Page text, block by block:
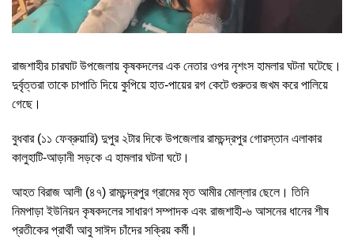
রাজশাহীর চারঘাট উপজেলায় কৃষকদলের এক নেতার ওপর নৃশংস হামলার ঘটনা ঘটেছে।
দুর্বৃত্তরা তাকে চাপাতি দিয়ে কুপিয়ে হাত-পায়ের রগ কেটে গুরুতর জখম করে পালিয়ে
গেছে।
বুধবার (১১ ফেব্রুয়ারি) দুপুর ২টার দিকে উপজেলার রামচন্দ্রপুর গোরস্তান এলাকার
কালুহাটি-আড়ানী সড়কে এ হামলার ঘটনা ঘটে।
আহত বিরাজ আলী (৪৭) রামচন্দ্রপুর গ্রামের মৃত আমীর মোল্লার ছেলে। তিনি
নিমপাড়া ইউনিয়ন কৃষকদলের সাধারণ সম্পাদক এবং রাজশাহী-৬ আসনের ধানের শীষ
প্রতীকের প্রার্থী আবু সাঈদ চাঁদের সক্রিয় কর্মী।